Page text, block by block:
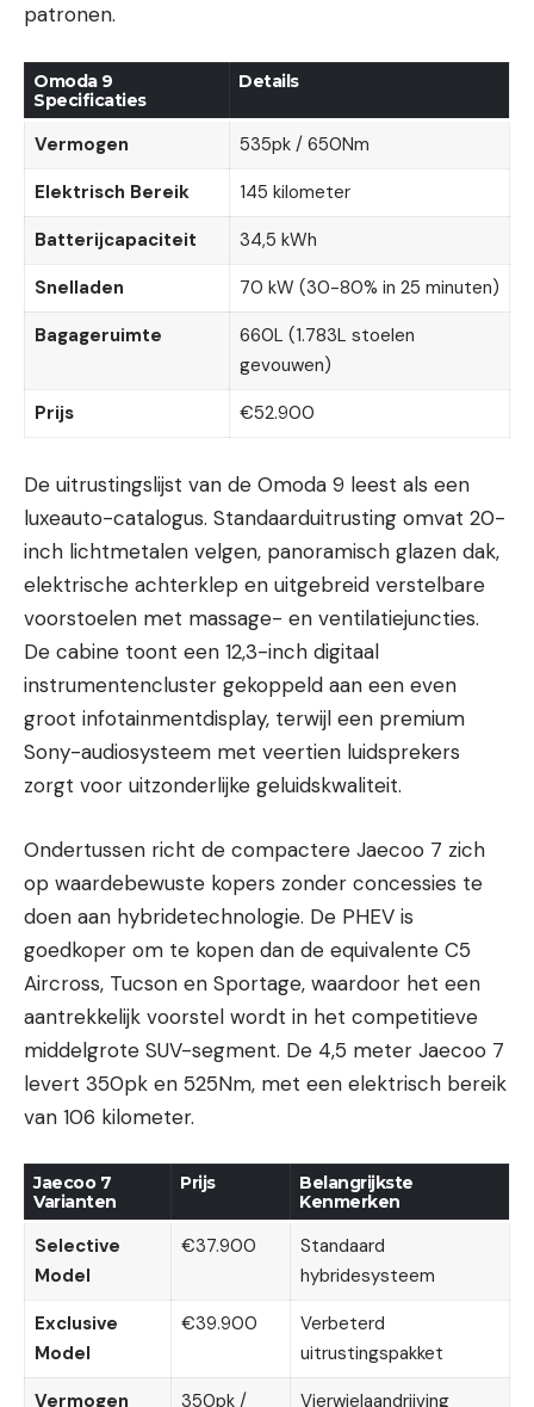
patronen.
Omoda 9
Specificaties
Details
Vermogen
535pk / 650Nm
Elektrisch Bereik
145 kilometer
Batterijcapaciteit
34,5 kWh
Snelladen
70 kW (30-80% in 25 minuten)
Bagageruimte
660L (1.783L stoelen
gevouwen)
Prijs
€52.900
De uitrustingslijst van de Omoda 9 leest als een
luxeauto-catalogus. Standaarduitrusting omvat 20-
inch lichtmetalen velgen, panoramisch glazen dak,
elektrische achterklep en uitgebreid verstelbare
voorstoelen met massage- en ventilatiejuncties.
De cabine toont een 12,3-inch digitaal
instrumentencluster gekoppeld aan een even
groot infotainmentdisplay, terwijl een premium
Sony-audiosysteem met veertien luidsprekers
zorgt voor uitzonderlijke geluidskwaliteit.
Ondertussen richt de compactere Jaecoo 7 zich
op waardebewuste kopers zonder concessies te
doen aan hybridetechnologie. De PHEV is
goedkoper om te kopen dan de equivalente C5
Aircross, Tucson en Sportage, waardoor het een
aantrekkelijk voorstel wordt in het competitieve
middelgrote SUV-segment. De 4,5 meter Jaecoo 7
levert 350pk en 525Nm, met een elektrisch bereik
van 106 kilometer.
Jaecoo 7
Varianten
Prijs
Belangrijkste
Kenmerken
Selective
Model
€37.900
Standaard
hybridesysteem
Exclusive
Model
€39.900
Verbeterd
uitrustingspakket
Vermogen
350pk /
Vierwielaandrijving